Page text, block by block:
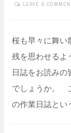
LEAVE A
桜も早々に舞い
残を思わせるよ
日誌をお読み
でしょうか。
の作業日誌とい